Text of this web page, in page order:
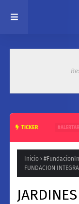
TICKER #ALERTAROJA
Inicio
FUNDACION